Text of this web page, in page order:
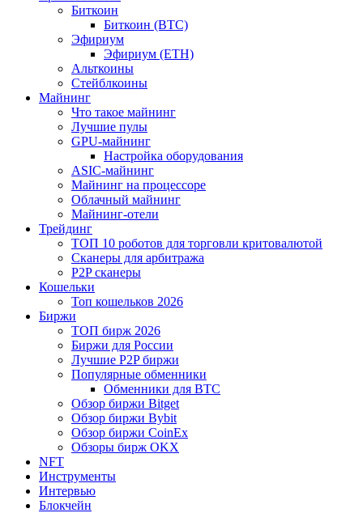
Биткоин
Биткоин (BTC)
Эфириум
Эфириум (ETH)
Альткоины
Стейблкоины
Майнинг
Что такое майнинг
Лучшие пулы
GPU-майнинг
Настройка оборудования
ASIC-майнинг
Майнинг на процессоре
Облачный майнинг
Майнинг-отели
Трейдинг
ТОП 10 роботов для торговли критовалютой
Сканеры для арбитража
P2P сканеры
Кошельки
Топ кошельков 2026
Биржи
ТОП бирж 2026
Биржи для России
Лучшие P2P биржи
Популярные обменники
Обменники для BTC
Обзор биржи Bitget
Обзор биржи Bybit
Обзор биржи CoinEx
Обзоры бирж OKX
NFT
Инструменты
Интервью
Блокчейн